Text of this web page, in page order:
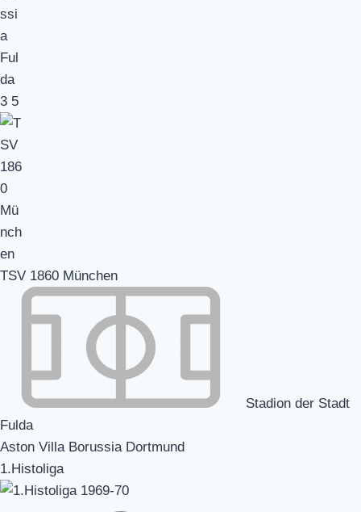
3 5
TSV 1860 München
Stadion der Stadt
Fulda
Aston Villa Borussia Dortmund
1.Histoliga